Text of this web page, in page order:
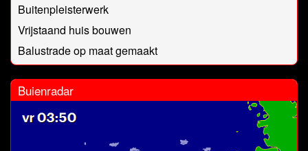
Buitenpleisterwerk
Vrijstaand huis bouwen
Balustrade op maat gemaakt
Buienradar